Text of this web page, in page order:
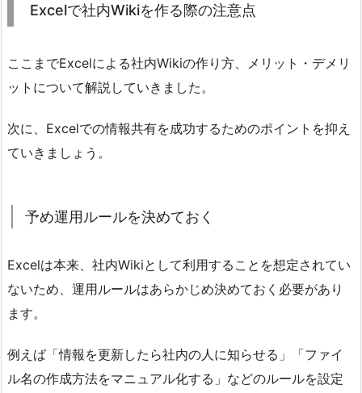
Excelで社内Wikiを作る際の注意点
ここまでExcelによる社内Wikiの作り方、メリット・デメリ
ットについて解説していきました。
次に、Excelでの情報共有を成功するためのポイントを抑え
ていきましょう。
予め運用ルールを決めておく
Excelは本来、社内Wikiとして利用することを想定されてい
ないため、運用ルールはあらかじめ決めておく必要があり
ます。
例えば「情報を更新したら社内の人に知らせる」「ファイ
ル名の作成方法をマニュアル化する」などのルールを設定